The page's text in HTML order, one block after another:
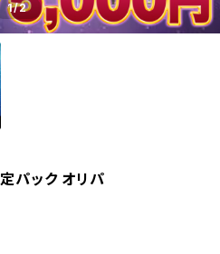
1/2
パック オリパ